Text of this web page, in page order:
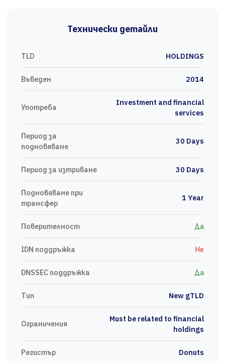
Технически детайли
TLD HOLDINGS
Въведен 2014
Употреба
Investment and financial
services
Период за
подновяване
30 Days
Период за изтриване 30 Days
Подновяване при
трансфер
1 Year
Поверителност Да
IDN поддръжка Не
DNSSEC поддръжка Да
Тип New gTLD
Ограничения
Must be related to financial
holdings
Регистър Donuts